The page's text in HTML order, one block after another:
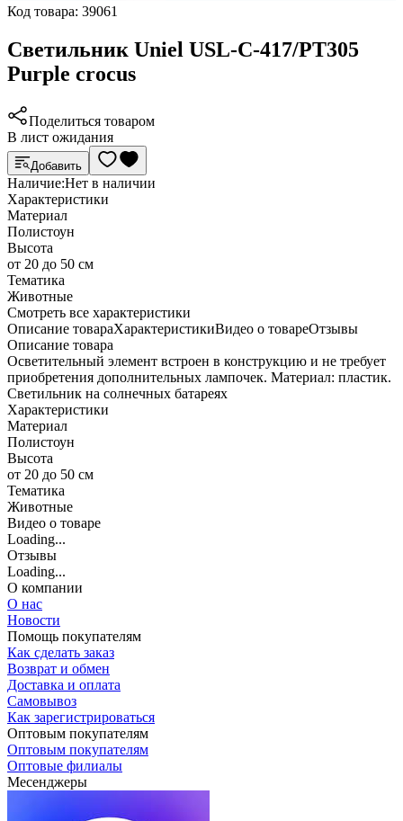
Код товара: 39061
Светильник Uniel USL-C-417/PT305
Purple crocus
Поделиться товаром
В лист ожидания
Добавить
Наличие:Нет в наличии
Характеристики
Материал
Полистоун
Высота
от 20 до 50 см
Тематика
Животные
Cмотреть все характеристики
Описание товараХарактеристикиВидео о товареОтзывы
Описание товара
Осветительный элемент встроен в конструкцию и не требует
приобретения дополнительных лампочек. Материал: пластик.
Светильник на солнечных батареях
Характеристики
Материал
Полистоун
Высота
от 20 до 50 см
Тематика
Животные
Видео о товаре
Loading...
Отзывы
Loading...
О компании
О нас
Новости
Помощь покупателям
Как сделать заказ
Возврат и обмен
Доставка и оплата
Самовывоз
Как зарегистрироваться
Оптовым покупателям
Оптовым покупателям
Оптовые филиалы
Месенджеры